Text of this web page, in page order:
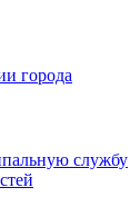
города
службу